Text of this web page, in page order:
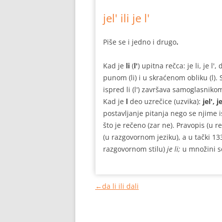
jel' ili je l'
Piše se i jedno i drugo.
Kad je li (l') upitna rečca: je li, je l',
punom (li) i u skraćenom obliku (l).
ispred li (l') završava
Kad je l deo uzrečice (uzvika): jel',
postavljanje pitanja nego se njime
što je rečeno (zar ne). Pravopis (u
(u razgovornom jeziku), a u tački
razgovornom stilu) je li; u množini
←da li ili dali